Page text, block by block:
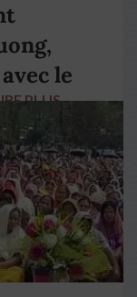
le
PLUS →